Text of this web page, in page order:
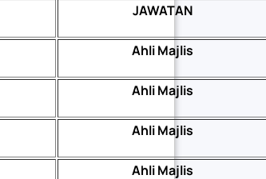
JAWATAN
Ahli Majlis
Ahli Majlis
Ahli Majlis
Ahli Majlis